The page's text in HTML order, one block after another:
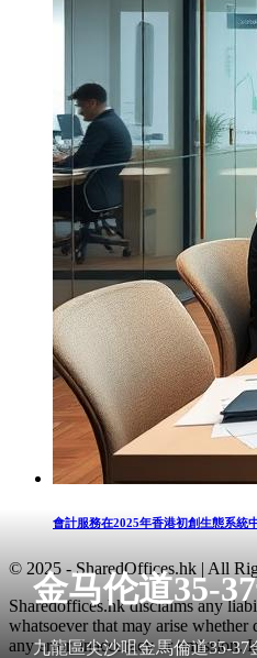
金马伦道35-
九龍區尖沙咀金馬倫道35-37
會計服務在2025年香港初創生態系統
© 2025 - SharedOffices.hk | All
Sharedoffices.hk disclaims any
whatsoever that may arise
any error, inaccuracy or omission.